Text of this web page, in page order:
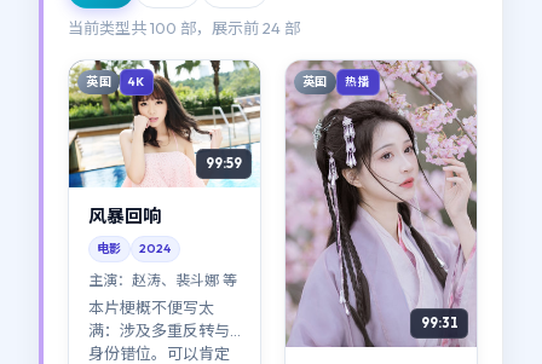
当前类型共100 部，展示前24 部
英国 4K
99:59
风暴回响
电影 2024
主演： 赵涛、裴斗娜 等
本片梗概不便写太
满：涉及多重反转与
身份错位。可以肯定
英国 热播
99:31